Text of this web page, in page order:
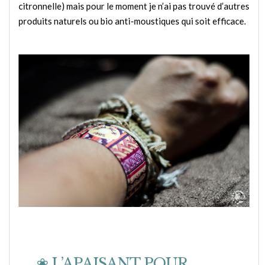
citronnelle) mais pour le moment je n’ai pas trouvé d’autres
produits naturels ou bio anti-moustiques qui soit efficace.